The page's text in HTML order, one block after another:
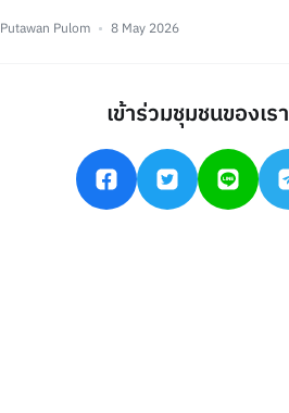
Putawan Pulom 8 May 2026
เข้าร่วมชุมชนของเรา